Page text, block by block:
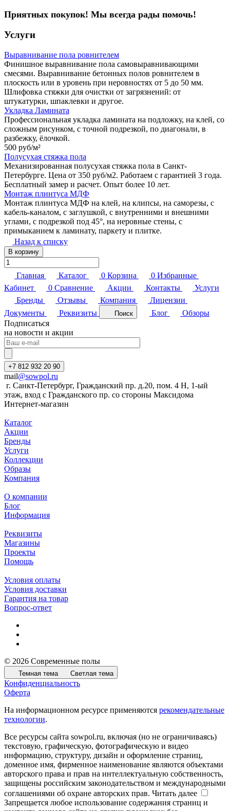
Приятных покупок! Мы всегда рады помочь!
Услуги
Выравнивание пола ровнителем
Финишное выравнивание пола самовыравнивающими
смесями. Выравнивание бетонных полов ровнителем в
плоскость или в уровень при неровностях от 5 до 50 мм.
Шлифовка стяжки для очистки от загрязнений: от
штукатурки, шпаклевки и другое.
Укладка Ламината
Профессиональная укладка ламината на подложку, на клей, со
сложным рисунком, с точной подрезкой, по диагонали, в
разбежку, ёлочкой.
500 руб/м²
Полусухая стяжка пола
Механизированная полусухая стяжка пола в Санкт-
Петербурге. Цена от 350 руб/м2. Работаем с гарантией 3 года.
Бесплатный замер и расчет. Опыт более 10 лет.
Монтаж плинтуса МДФ
Монтаж плинтуса МДФ на клей, на клипсы, на саморезы, с
кабель-каналом, с заглушкой, с внутренними и внешними
углами, с подрезкой под 45°, на неровные стены, с
примыканием к ламинату, паркету и плитке.
Назад к списку
В корзину
Главная Каталог 0 Корзина 0 Избранные
Кабинет
0 Сравнение Акции Контакты
Услуги
Бренды
Отзывы Компания
Лицензии
Документы
Реквизиты Поиск Блог
Обзоры
Подписаться
на новости и акции
+7 812 932 20 90
mail@sowpol.ru
г. Санкт-Петербург, Гражданский пр. д.20, пом. 4 Н, 1-ый
этаж, вход с Гражданского пр. со стороны Максидома
Интернет-магазин
Каталог
Акции
Бренды
Услуги
Коллекции
Образы
Компания
О компании
Блог
Информация
Реквизиты
Магазины
Проекты
Помощь
Условия оплаты
Условия доставки
Гарантия на товар
Вопрос-ответ
© 2026 Современные полы
Темная тема Светлая тема
Конфиденциальность
Оферта
На информационном ресурсе применяются рекомендательные
технологии.
Все ресурсы сайта sowpol.ru, включая (но не ограничиваясь)
текстовую, графическую, фотографическую и видео
информацию, структуру, дизайн и оформление страниц,
доменное имя, фирменное наименование являются объектами
авторского права и прав на интеллектуальную собственность,
защищены российским законодательством и международными
соглашениями об охране авторских прав. Читать далее
Запрещается любое использование содержания страниц и